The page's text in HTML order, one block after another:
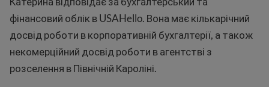
фінансовий облік в USAHello. Вона має кількарічний
досвід роботи в корпоративній бухгалтерії, а також
некомерційний досвід роботи в агентстві з
розселення в Північній Кароліні.